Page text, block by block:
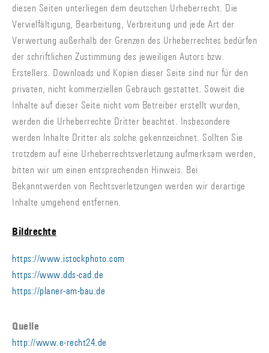
diesen Seiten unterliegen dem deutschen Urheberrecht. Die
Vervielfältigung, Bearbeitung, Verbreitung und jede Art der
Verwertung außerhalb der Grenzen des Urheberrechtes bedürfen
der schriftlichen Zustimmung des jeweiligen Autors bzw.
Erstellers. Downloads und Kopien dieser Seite sind nur für den
privaten, nicht kommerziellen Gebrauch gestattet. Soweit die
Inhalte auf dieser Seite nicht vom Betreiber erstellt wurden,
werden die Urheberrechte Dritter beachtet. Insbesondere
werden Inhalte Dritter als solche gekennzeichnet. Sollten Sie
trotzdem auf eine Urheberrechtsverletzung aufmerksam werden,
bitten wir um einen entsprechenden Hinweis. Bei
Bekanntwerden von Rechtsverletzungen werden wir derartige
Inhalte umgehend entfernen.
Bildrechte
https://www.istockphoto.com
https://www.dds-cad.de
https://planer-am-bau.de
Quelle
http://www.e-recht24.de